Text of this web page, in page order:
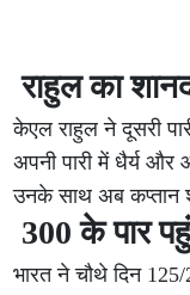
राहुल का
केएल राहुल ने दूसरी
अपनी पारी में धैर्य और
उनके साथ अब कप्तान
300 के पार
भारत ने चौथे दिन